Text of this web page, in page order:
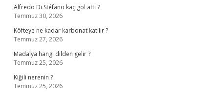
Alfredo Di Stéfano kaç gol attı ?
Temmuz 30, 2026
Köfteye ne kadar karbonat katılır ?
Temmuz 27, 2026
Madalya hangi dilden gelir ?
Temmuz 25, 2026
Kiğili nerenin ?
Temmuz 25, 2026